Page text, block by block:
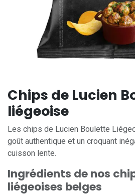
Chips de Lucien
liégeoise
Les chips de Lucien Boulette
goût authentique et un croquant
cuisson lente.
Ingrédients de nos
liégeoises belges